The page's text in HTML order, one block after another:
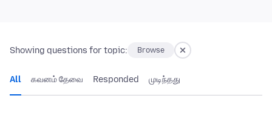
Showing questions for topic: Browse
All கவனம் தேவை Responded முடிந்தது